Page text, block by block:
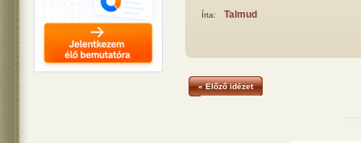
Írta: Talmud
« Előző idézet